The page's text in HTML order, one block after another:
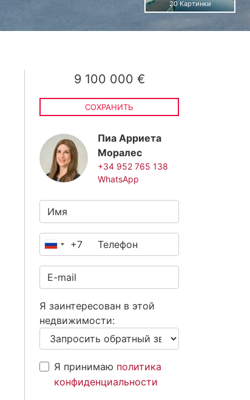
20 Картинки
9 100 000 €
СОХРАНИТЬ
Пиа Арриета
Моралес
+34 952 765 138
WhatsApp
Россия
+7
Я заинтересован в этой
недвижимости:
Я принимаю политика
конфиденциальности